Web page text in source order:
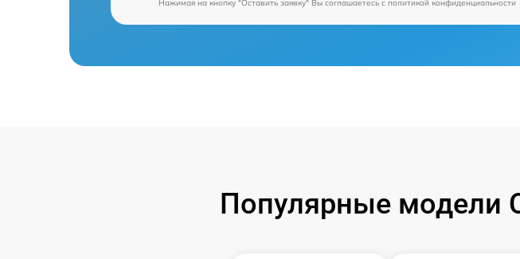
Нажимая на кнопку "Оставить заявку" Вы соглашаетесь c политикой конфиденциальности
Популярные модели